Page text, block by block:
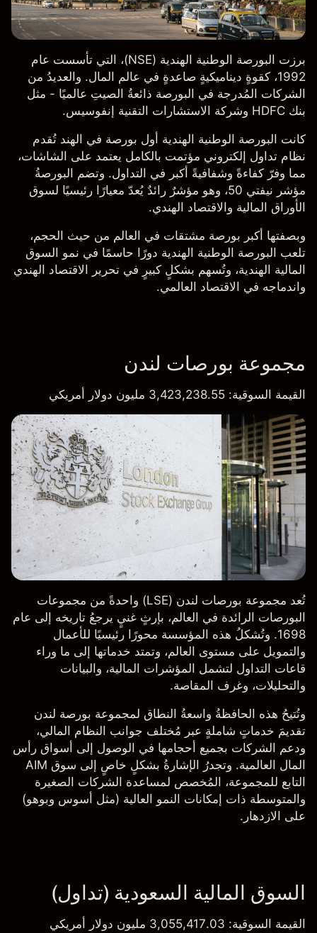
برزت البورصة الوطنية الهندية (NSE)، التي تأسست عام
1992، كقوةٍ ديناميكيةٍ صاعدةٍ في عالم المال. والعديدُ من
الشركات المُدرجة في البورصة ذائعةُ الصيتِ عالميًا - مثل
بنك HDFC
وشركة الاستشارات التقنية إنفوسيس.
كانت البورصة الوطنية الهندية أول بورصة في الهند تُقدم
نظام تداول إلكتروني مؤتمت بالكامل يعتمد على الشاشات،
مما وفرّ كفاءةً وشفافيةً أكبر في التداول. وتضم البورصةُ
مؤشر نيفتي 50، وهو مؤشرٌ رائدٌ يُعدّ معيارًا رئيسيًا لسوق
الأوراق المالية والاقتصاد الهندي.
وبصفتها أكبر بورصة مشتقات في العالم من حيث الحجم،
تلعب البورصة الوطنية الهندية دورًا حاسمًا في نمو السوق
المالية الهندية، وتُسهم بشكلٍ كبيرٍ في تحرير الاقتصاد الهندي
واندماجه في الاقتصاد العالمي.
مجموعة بورصات لندن
القيمة السوقية: 3,423,238.55 مليون دولار أمريكي
تُعد مجموعة بورصات لندن (LSE)
واحدةً من مجموعات
البورصات الرائدة في العالم، بإرثٍ غنيٍ يرجعُ تاريخه إلى عام
1698. وتُشكلُ هذه المؤسسة محورًا رئيسيًا للأعمال
والتمويل على مستوى العالم، وتمتد خدماتها إلى ما وراء
قاعات التداول لتشمل المؤشرات المالية، والبيانات
والتحليلات، وغرف المقاصة.
وتُتيحُ هذه الحافظةُ واسعةُ النطاق لمجموعة بورصة لندن
تقديمَ خدماتٍ شاملةٍ عبر مُختلف جوانب النظام المالي،
ودعم الشركات بجميع أحجامها في الوصول إلى أسواق رأس
المال العالمية. وتجدرُ الإشارةُ بشكلٍ خاصٍ إلى سوق AIM
التابع للمجموعة، المُخصص لمساعدة الشركات الصغيرة
والمتوسطة ذات إمكانات النمو العالية (مثل أسوس وبوهو)
على الازدهار.
السوق المالية السعودية (تداول)
القيمة السوقية: 3,055,417.03 مليون دولار أمريكي